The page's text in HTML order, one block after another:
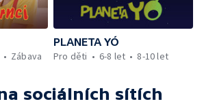
Zábava
PLANETA YÓ
Pro děti
6-8 let 8-10 let
sociálních sítích